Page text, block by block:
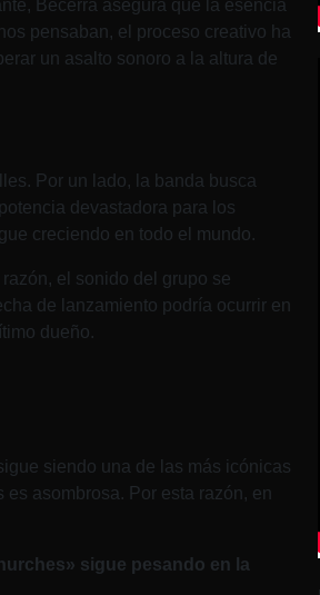
Becerra asegura que la esencia
pensaban, el proceso creativo ha
un asalto sonoro a la altura de
Por un lado, la banda busca
devastadora para los
creciendo en todo el mundo.
el sonido del grupo se
de lanzamiento podría ocurrir en
dueño.
siendo una de las más icónicas
asombrosa. Por esta razón, en
sigue pesando en la